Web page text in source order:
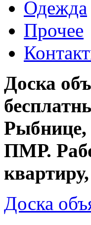
Одежда
Прочее
Доска
Рыбнице,
ПМР.
Доска